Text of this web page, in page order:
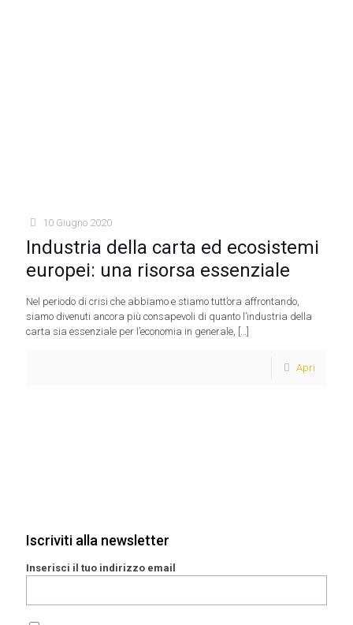
10 Giugno 2020
Industria della carta ed ecosistemi
europei: una risorsa essenziale
Nel periodo di crisi che abbiamo e stiamo tutt’ora affrontando,
siamo divenuti ancora più consapevoli di quanto l’industria della
carta sia essenziale per l’economia in generale, […]
Apri
Iscriviti alla newsletter
Inserisci il tuo indirizzo email